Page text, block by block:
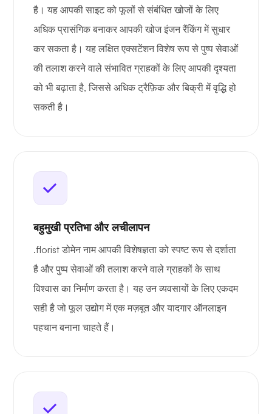
है। यह आपकी साइट को फूलों से संबंधित खोजों के लिए
अधिक प्रासंगिक बनाकर आपकी खोज इंजन रैंकिंग में सुधार
कर सकता है। यह लक्षित एक्सटेंशन विशेष रूप से पुष्प सेवाओं
की तलाश करने वाले संभावित ग्राहकों के लिए आपकी दृश्यता
को भी बढ़ाता है, जिससे अधिक ट्रैफ़िक और बिक्री में वृद्धि हो
सकती है।
बहुमुखी प्रतिभा और लचीलापन
.florist डोमेन नाम आपकी विशेषज्ञता को स्पष्ट रूप से दर्शाता
है और पुष्प सेवाओं की तलाश करने वाले ग्राहकों के साथ
विश्वास का निर्माण करता है। यह उन व्यवसायों के लिए एकदम
सही है जो फूल उद्योग में एक मज़बूत और यादगार ऑनलाइन
पहचान बनाना चाहते हैं।